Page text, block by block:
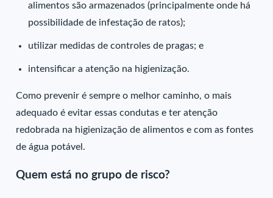
alimentos são armazenados (principalmente onde há
possibilidade de infestação de ratos);
utilizar medidas de controles de pragas; e
intensificar a atenção na higienização.
Como prevenir é sempre o melhor caminho, o mais
adequado é evitar essas condutas e ter atenção
redobrada na higienização de alimentos e com as fontes
de água potável.
Quem está no grupo de risco?